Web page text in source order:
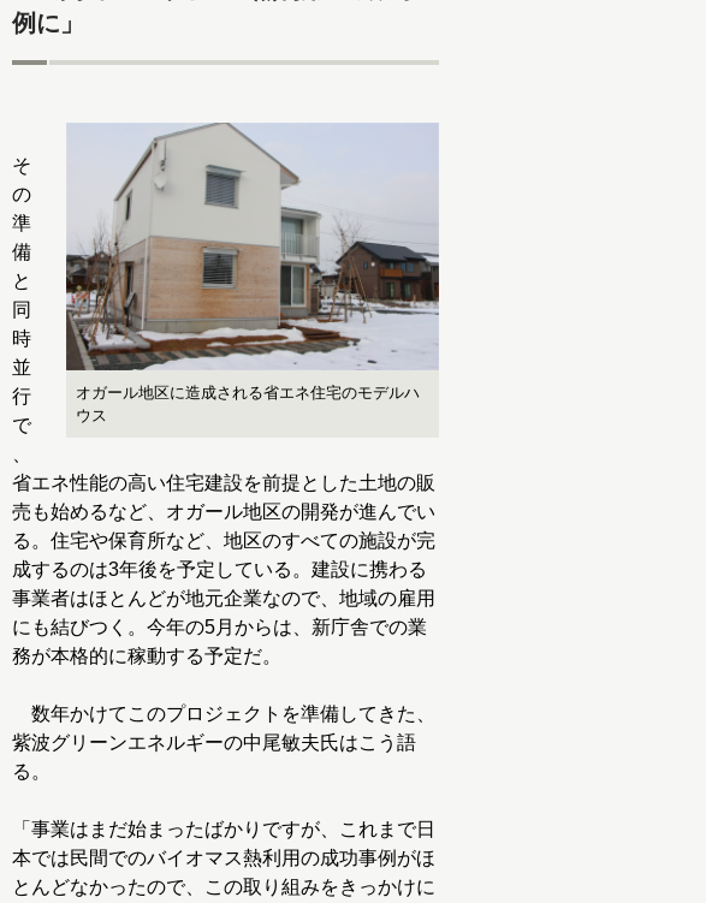
例に」
オガール地区に造成される省エネ住宅のモデルハ
ウス
そ
の
準
備
と
同
時
並
行
で
省エネ性能の高い住宅建設を前提とした土地の販
売も始めるなど、オガール地区の開発が進んでい
る。住宅や保育所など、地区のすべての施設が完
成するのは3年後を予定している。建設に携わる
事業者はほとんどが地元企業なので、地域の雇用
にも結びつく。今年の5月からは、新庁舎での業
務が本格的に稼動する予定だ。
数年かけてこのプロジェクトを準備してきた、
紫波グリーンエネルギーの中尾敏夫氏はこう語
る。
「事業はまだ始まったばかりですが、これまで日
本では民間でのバイオマス熱利用の成功事例がほ
とんどなかったので、この取り組みをきっかけに